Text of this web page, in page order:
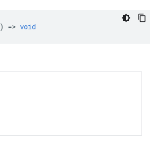
) => void